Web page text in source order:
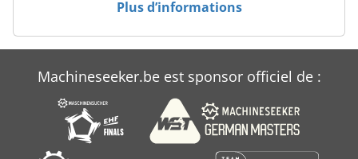
Biesse Techno Fdt
Plus d’informations
Machineseeker.be est sponsor officiel de :